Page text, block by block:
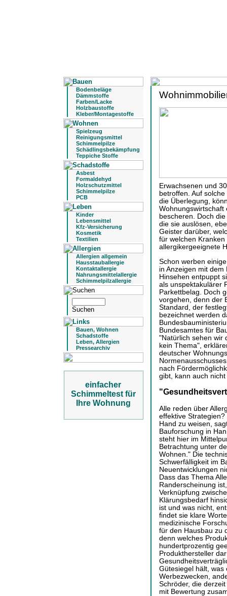
Bodenbeläge
Dämmstoffe
Farben/Lacke
Holzbaustoffe
Kleber/Montagestoffe
Spielzeug
Reinigungsmittel
Schimmelpilze
Schädlingsbekämpfung
Teppiche Stoffe
Asbest
Formaldehyd
Holzschutzmittel
Schimmelpilze
PCB
Kinder
Lebensmittel
Kfz-Versicherung
Kosmetik
Textilien
Allergien allgemein
Hausstauballergie
Kontaktallergie
Nahrungsmittelallergie
Schimmelpilzallergie
Bauen, Wohnen
Schadstoffe
Leben, Allergien
Pressearchiv
einfacher
Schimmeltest für
Ihre Wohnung
Erwachsenen und
betroffen. Auf
die Überlegung,
Wohnungswirtschaft
bescheren. Doch
die sie auslösen,
Geister darüber,
für welchen
allergikergeeignete
Schon werben
in Anzeigen mit
Hinsehen entpuppt
als unspektakulärer
Parkettbelag. Doch
vorgehen, denn der
Standard, der
bezeichnet werden
Bundesamtes für
"Natürlich sehen wir
kein Thema",
deutscher
nach
gibt, kann auch
Alle reden über
effektive
Hand zu weisen,
Bauforschung in
steht hier im
Betrachtung unter
Wohnen." Die
Schwerfälligkeit im
Neuentwicklungen
Dass das Thema
Randerscheinung
Verknüpfung
Klärungsbedarf
ist und was nicht,
findet sie klare
medizinische
für den Hausbau zu
denn welches
hundertprozentig
Produkthersteller
Gütesiegel hält, was
Werbezwecken,
Schröder, die
mit Bewertung